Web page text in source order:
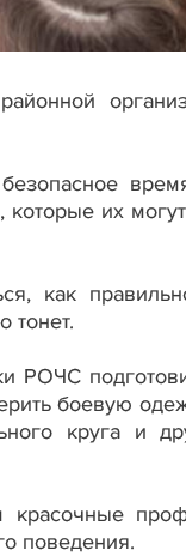
безопасное
их
как
тонет.
РОЧС
боевую
круга и
поведения.